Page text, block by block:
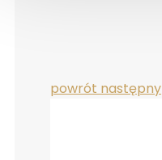
powrót następny